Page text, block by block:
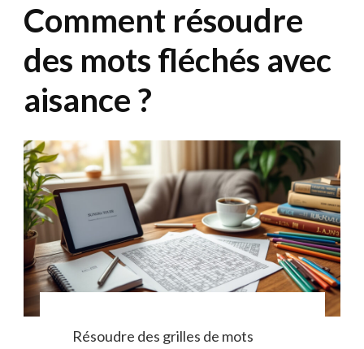
Comment résoudre
des mots fléchés avec
aisance ?
Résoudre des grilles de mots